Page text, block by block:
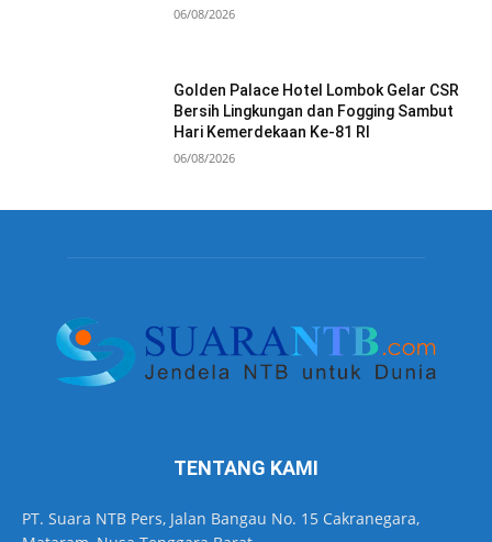
06/08/2026
Golden Palace Hotel Lombok Gelar CSR
Bersih Lingkungan dan Fogging Sambut
Hari Kemerdekaan Ke-81 RI
06/08/2026
TENTANG KAMI
PT. Suara NTB Pers, Jalan Bangau No. 15 Cakranegara,